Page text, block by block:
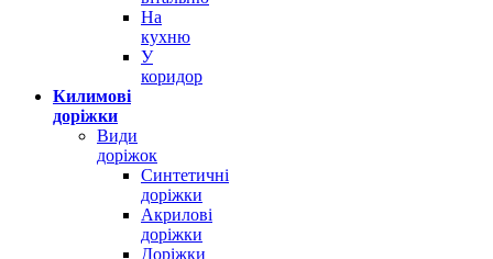
На
кухню
У
коридор
Килимові
доріжки
Види
доріжок
Синтетичні
доріжки
Акрилові
доріжки
Доріжки